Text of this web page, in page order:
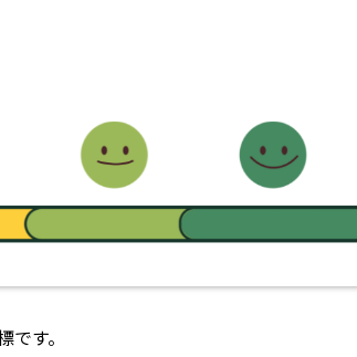
す。